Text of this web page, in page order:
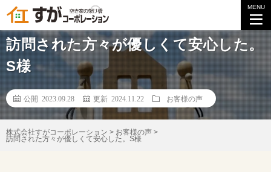
MENU
【お客様の声】
訪問された方々が優しくて安心した。
S様
公開 2023.09.28 更新 2024.11.22 お客様の声
株式会社すがコーポレーション > お客様の声 >
訪問された方々が優しくて安心した。S様